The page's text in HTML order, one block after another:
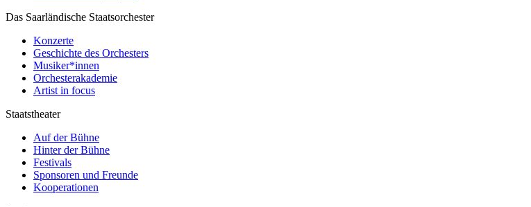
Das Saarländische Staatsorchester
Konzerte
Geschichte des Orchesters
Musiker*innen
Orchesterakademie
Artist in focus
Staatstheater
Auf der Bühne
Hinter der Bühne
Festivals
Sponsoren und Freunde
Kooperationen